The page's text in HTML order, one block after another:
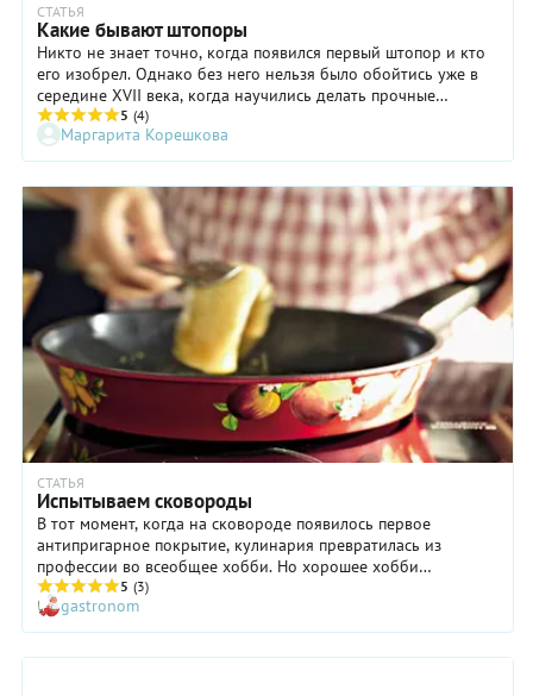
СТАТЬЯ
Какие бывают штопоры
Никто не знает точно, когда появился первый штопор и кто
его изобрел. Однако без него нельзя было обойтись уже в
середине XVII века, когда научились делать прочные
стеклянные бутылки и стали закупоривать их не паклей или
тряпьем, как раньше, а пробкой из пробкового дерева.
Знаменитый винный критик Хью Джонсон в своей книге
«История вина» приводит первое описание штопора,
сделанное в 1681 году: это «стальной червяк, используемый
для вытягивания пробок из бутылок». Тогда он назывался
«бутылочным винтом». Считается, что прообразом этого
необходимого каждом ценителю вин инструмента послужил
закрученный спиралью бур, с помощью которого извлекали
пулю из пистолета, давшего осечку.
5 (4)
Маргарита Корешкова
СТАТЬЯ
Испытываем сковороды
В тот момент, когда на сковороде появилось первое
антипригарное покрытие, кулинария превратилась из
профессии во всеобщее хобби. Но хорошее хобби
предполагает серьезный подход к делу. Мы испытали огнем
три десятка сковородок и выбрали лучшие. Их оказалось
немало
5 (3)
gastronom